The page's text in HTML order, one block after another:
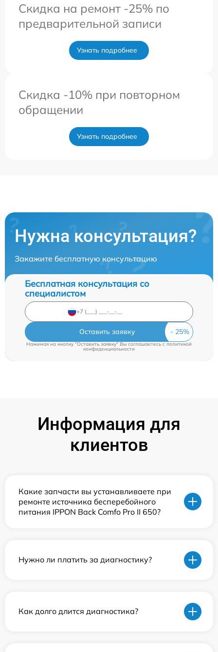
Скидка на ремонт -25% по
предварительной записи
Узнать подробнее
Скидка -10% при повторном
обращении
Узнать подробнее
Нужна консультация?
Закажите бесплатную консультацию
Бесплатная консультация со
специалистом
Оставить заявку
Нажимая на кнопку "Оставить заявку" Вы соглашаетесь cполитикой
конфиденциальности
Информация для
клиентов
Какие запчасти вы устанавливаете при
ремонте источника бесперебойного
питания IPPON Back Comfo Pro II 650?
Нужно ли платить за диагностику?
Как долго длится диагностика?